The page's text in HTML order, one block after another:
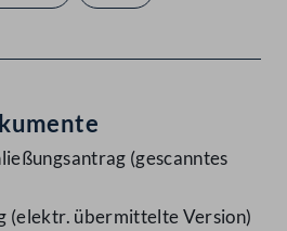
(gescanntes
(elektr. übermittelte Version)